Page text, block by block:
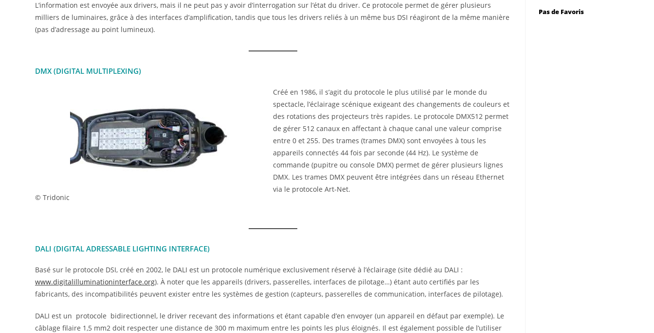
L’information est envoyée aux drivers, mais il ne peut pas y avoir d’interrogation sur l’état du driver. Ce protocole permet de gérer plusieurs
milliers de luminaires, grâce à des interfaces d’amplification, tandis que tous les drivers reliés à un même bus DSI réagiront de la même manière
(pas d’adressage au point lumineux).
DMX (DIGITAL MULTIPLEXING)
© Tridonic
Créé en 1986, il s’agit du protocole le plus utilisé par le monde du
spectacle, l’éclairage scénique exigeant des changements de couleurs et
des rotations des projecteurs très rapides. Le protocole DMX512 permet
de gérer 512 canaux en affectant à chaque canal une valeur comprise
entre 0 et 255. Des trames (trames DMX) sont envoyées à tous les
appareils connectés 44 fois par seconde (44 Hz). Le système de
commande (pupitre ou console DMX) permet de gérer plusieurs lignes
DMX. Les trames DMX peuvent être intégrées dans un réseau Ethernet
via le protocole Art-Net.
DALI (DIGITAL ADRESSABLE LIGHTING INTERFACE)
Basé sur le protocole DSI, créé en 2002, le DALI est un protocole numérique exclusivement réservé à l’éclairage (site dédié au DALI :
www.digitalilluminationinterface.org). À noter que les appareils (drivers, passerelles, interfaces de pilotage…) étant auto certifiés par les
fabricants, des incompatibilités peuvent exister entre les systèmes de gestion (capteurs, passerelles de communication, interfaces de pilotage).
DALI est un protocole bidirectionnel, le driver recevant des informations et étant capable d’en envoyer (un appareil en défaut par exemple). Le
câblage filaire 1,5 mm2 doit respecter une distance de 300 m maximum entre les points les plus éloignés. Il est également possible de l’utiliser
Pas de Favoris